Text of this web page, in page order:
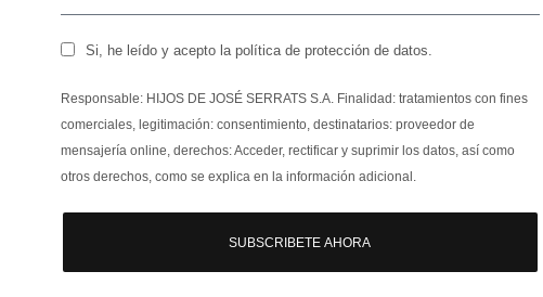
Si, he leído y acepto la política de protección de datos.
Responsable: HIJOS DE JOSÉ SERRATS S.A. Finalidad: tratamientos con fines
comerciales, legitimación: consentimiento, destinatarios: proveedor de
mensajería online, derechos: Acceder, rectificar y suprimir los datos, así como
otros derechos, como se explica en la información adicional.
SUBSCRIBETE AHORA